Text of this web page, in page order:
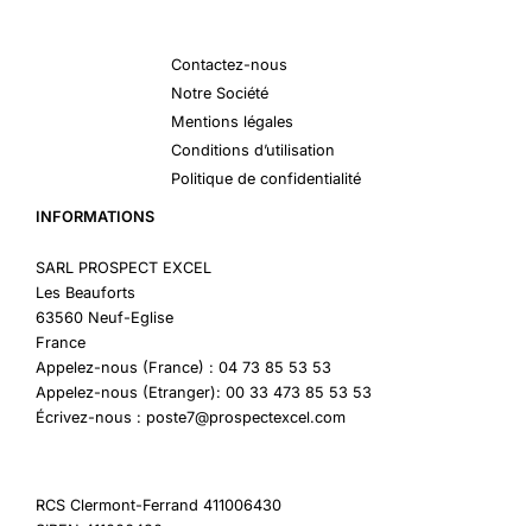
Contactez-nous
Notre Société
Mentions légales
Conditions d’utilisation
Politique de confidentialité
INFORMATIONS
SARL PROSPECT EXCEL
Les Beauforts
63560 Neuf-Eglise
France
Appelez-nous (France) : 04 73 85 53 53
Appelez-nous (Etranger): 00 33 473 85 53 53
Écrivez-nous : poste7@prospectexcel.com
RCS Clermont-Ferrand 411006430